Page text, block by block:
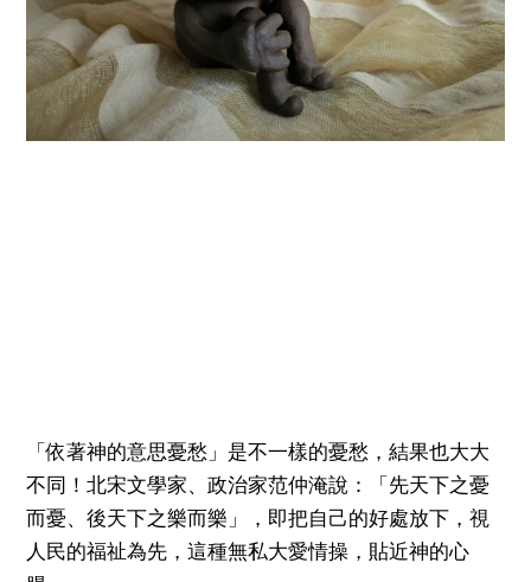
「依著神的意思憂愁」是不一樣的憂愁，結果也大大
不同！北宋文學家、政治家范仲淹說：「先天下之憂
而憂、後天下之樂而樂」，即把自己的好處放下，視
人民的福祉為先，這種無私大愛情操，貼近神的心